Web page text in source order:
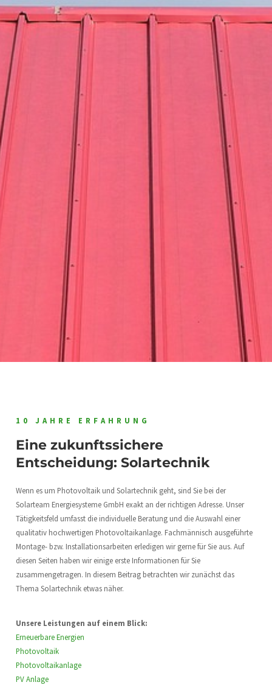
10 JAHRE ERFAHRUNG
Eine zukunftssichere
Entscheidung: Solartechnik
Wenn es um Photovoltaik und Solartechnik geht, sind Sie bei der
Solarteam Energiesysteme GmbH exakt an der richtigen Adresse. Unser
Tätigkeitsfeld umfasst die individuelle Beratung und die Auswahl einer
qualitativ hochwertigen Photovoltaikanlage. Fachmännisch ausgeführte
Montage- bzw. Installationsarbeiten erledigen wir gerne für Sie aus. Auf
diesen Seiten haben wir einige erste Informationen für Sie
zusammengetragen. In diesem Beitrag betrachten wir zunächst das
Thema Solartechnik etwas näher.
Unsere Leistungen auf einem Blick:
Erneuerbare Energien
Photovoltaik
Photovoltaikanlage
PV Anlage